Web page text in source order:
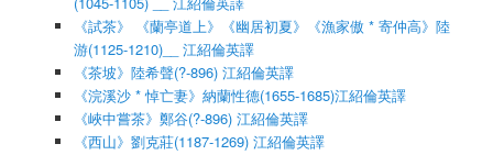
《試茶》 《蘭亭道上》《幽居初夏》《漁家傲 * 寄仲高》陸
游(1125-1210)__ 江紹倫英譯
《茶坡》陸希聲(?-896) 江紹倫英譯
《浣溪沙 * 悼亡妻》納蘭性德(1655-1685)江紹倫英譯
《峽中嘗茶》鄭谷(?-896) 江紹倫英譯
《西山》劉克莊(1187-1269) 江紹倫英譯